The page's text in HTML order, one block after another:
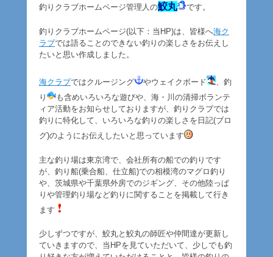
釣りクラブホームページ管理人の鮫丸 です。
釣りクラブホームページ(以下：当HP)は、皆様へ海ク
ラブでは語ることのできない釣りの楽しさをお伝えし
たいと思い作成しました。
海クラブではクルージング やウェイクボード
、釣
り
も含めいろいろな遊びや、海・川の清掃ボランテ
ィア活動をお知らせしておりますが、釣りクラブでは
釣りに特化して、いろいろな釣りの楽しさを日記(ブロ
グ)のようにお伝えしたいと思っています
主な釣り場は東京湾で、会社所有の船での釣りです
が、釣り船(乗合船、仕立船)での相模湾のマグロ釣り
や、茨城県や千葉県外房でのジギング、その他陸っぱ
りや管理釣り場など釣りに関することを掲載して行き
ます
少しずつですが、鮫丸と鮫丸の師匠や仲間達が更新し
ていきますので、当HPを見ていただいて、少しでも釣